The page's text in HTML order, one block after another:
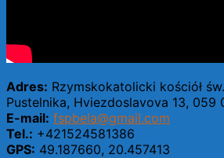
Adres: Rzymskokatolicki kościół
Pustelnika, Hviezdoslavova 13, 059
E-mail: fspbela@gmail.com
Tel.: +421524581386
GPS: 49.187660, 20.457413